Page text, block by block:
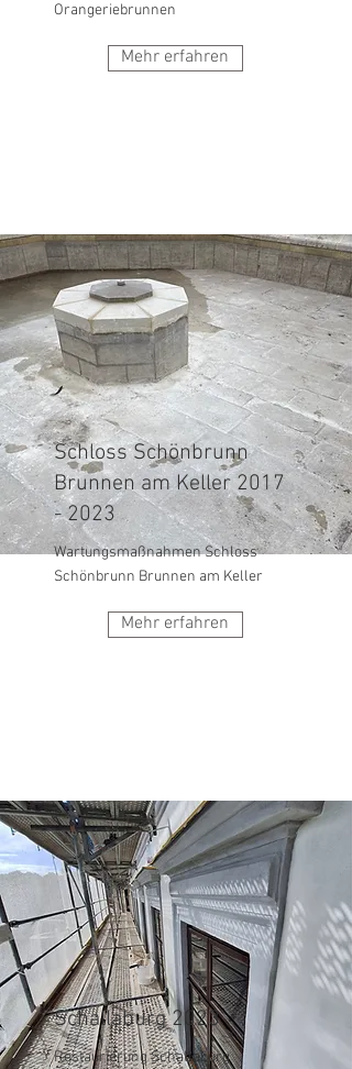
Orangeriebrunnen
Mehr erfahren
Schloss Schönbrunn
Brunnen am Keller2017
- 2023
Wartungsmaßnahmen Schloss
Schönbrunn Brunnen am Keller
Mehr erfahren
Schallaburg 2023
Restaurierung Schallaburg